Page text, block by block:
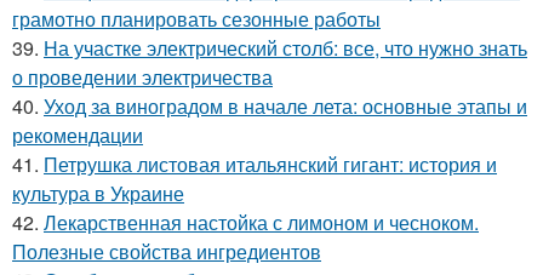
грамотно планировать сезонные работы
39. На участке электрический столб: все, что нужно знать
о проведении электричества
40. Уход за виноградом в начале лета: основные этапы и
рекомендации
41. Петрушка листовая итальянский гигант: история и
культура в Украине
42. Лекарственная настойка с лимоном и чесноком.
Полезные свойства ингредиентов